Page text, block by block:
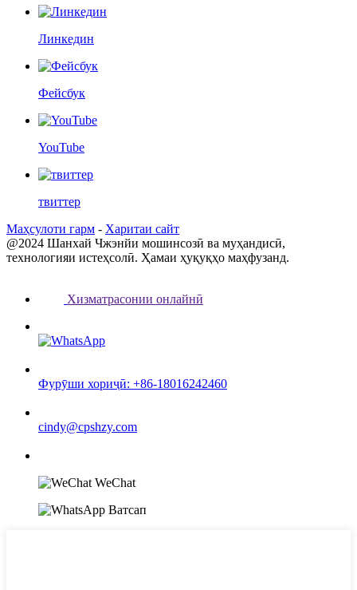
Линкедин
Фейсбук
YouTube
твиттер
Маҳсулоти гарм - Харитаи сайт
@2024 Шанхай Чжэнйи мошинсозӣ ва муҳандисӣ,
технологияи истеҳсолӣ. Ҳамаи ҳуқуқҳо маҳфузанд.
Хизматрасонии онлайнӣ
Фурӯши хориҷӣ: +86-18016242460
cindy@cpshzy.com
WeChat
Ватсап